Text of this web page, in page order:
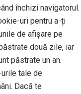
închizi navigatorul.
uri pentru a-ți
de afișare pe
două zile, iar
păstrate un an.
tale de
Dacă te